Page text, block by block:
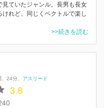
ていたジャンル。長男も長女
れど、同じくベクトルで楽し
>>続きを読む
24分 アスリード
3.8